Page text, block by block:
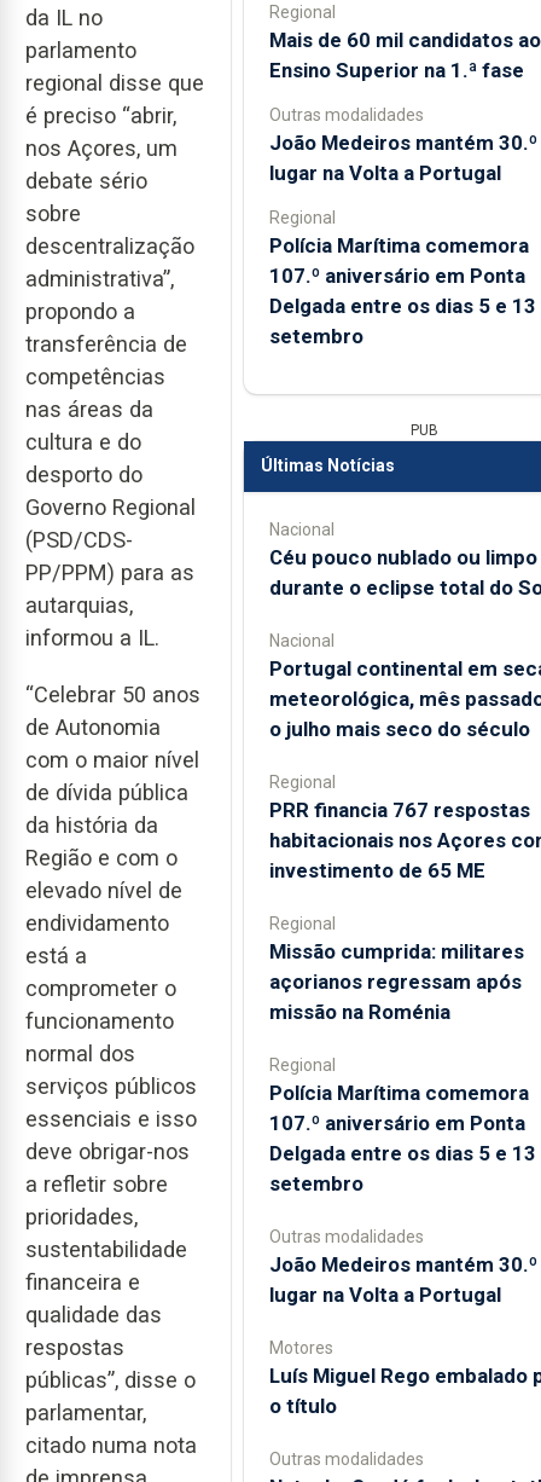
da IL no
parlamento
regional disse que
é preciso “abrir,
nos Açores, um
debate sério
sobre
descentralização
administrativa”,
propondo a
transferência de
competências
nas áreas da
cultura e do
desporto do
Governo Regional
(PSD/CDS-
PP/PPM) para as
autarquias,
informou a IL.
“Celebrar 50 anos
de Autonomia
com o maior nível
de dívida pública
da história da
Região e com o
elevado nível de
endividamento
está a
comprometer o
funcionamento
normal dos
serviços públicos
essenciais e isso
deve obrigar-nos
a refletir sobre
prioridades,
sustentabilidade
financeira e
qualidade das
respostas
públicas”, disse o
parlamentar,
citado numa nota
Regional
Mais de 60 mil candidatos ao
Ensino Superior na 1.ª fase
Outras modalidades
João Medeiros mantém 30.º
lugar na Volta a Portugal
Regional
Polícia Marítima comemora
107.º aniversário em Ponta
Delgada entre os dias 5 e 13
setembro
PUB
Últimas Notícias
Nacional
Céu pouco nublado ou limpo
durante o eclipse total do
Nacional
Portugal continental em
meteorológica, mês
o julho mais seco do século
Regional
PRR financia 767 respostas
habitacionais nos Açores
investimento de 65 ME
Regional
Missão cumprida: militares
açorianos regressam após
missão na Roménia
Regional
Polícia Marítima comemora
107.º aniversário em Ponta
Delgada entre os dias 5 e 13
setembro
Outras modalidades
João Medeiros mantém 30.º
lugar na Volta a Portugal
Motores
Luís Miguel Rego embalado
o título
Outras modalidades